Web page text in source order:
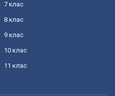
7 клас
8 клас
9 клас
10 клас
11 клас